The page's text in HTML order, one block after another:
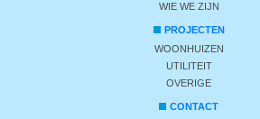
WIE WE ZIJN
PROJECTEN
WOONHUIZEN
UTILITEIT
OVERIGE
CONTACT